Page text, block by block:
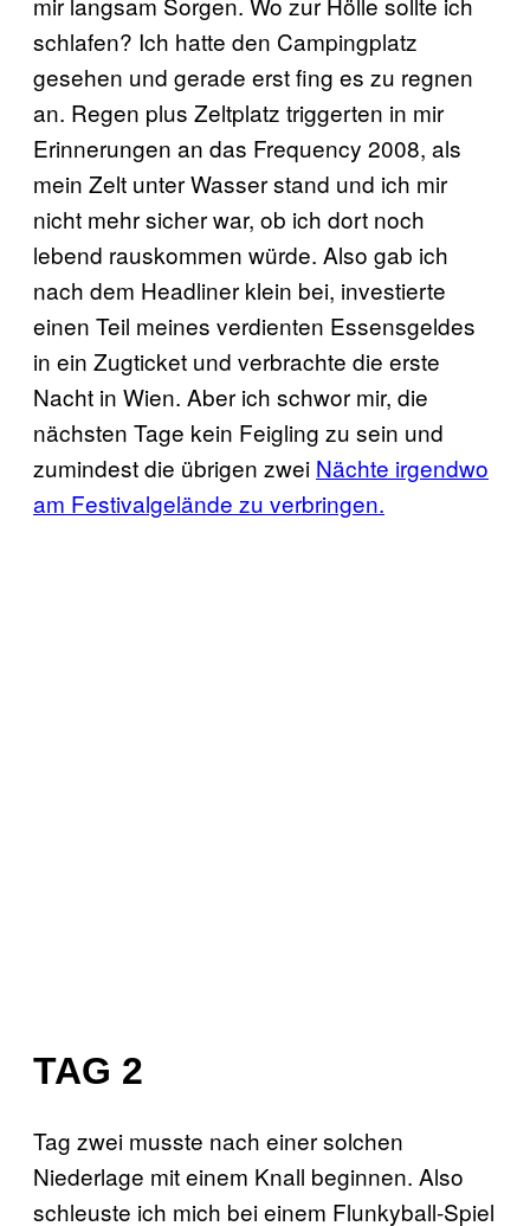
schlafen? Ich hatte den Campingplatz
gesehen und gerade erst fing es zu regnen
an. Regen plus Zeltplatz triggerten in mir
Erinnerungen an das Frequency 2008, als
mein Zelt unter Wasser stand und ich mir
nicht mehr sicher war, ob ich dort noch
lebend rauskommen würde. Also gab ich
nach dem Headliner klein bei, investierte
einen Teil meines verdienten Essensgeldes
in ein Zugticket und verbrachte die erste
Nacht in Wien. Aber ich schwor mir, die
nächsten Tage kein Feigling zu sein und
zumindest die übrigen zwei Nächte irgendwo
am Festivalgelände zu verbringen.
TAG 2
Tag zwei musste nach einer solchen
Niederlage mit einem Knall beginnen. Also
schleuste ich mich bei einem Flunkyball-Spiel